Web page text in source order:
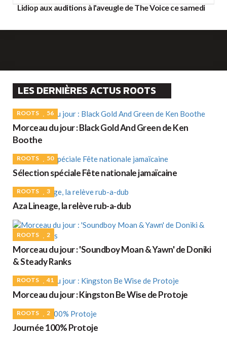
Lidiop aux auditions à l'aveugle de The Voice ce samedi
LES DERNIÈRES ACTUS ROOTS
ROOTS 56
Morceau du jour : Black Gold And Green de Ken
Boothe
ROOTS 50
Sélection spéciale Fête nationale jamaïcaine
ROOTS 3
Aza Lineage, la relève rub-a-dub
ROOTS 2
Morceau du jour : 'Soundboy Moan & Yawn' de Doniki
& Steady Ranks
ROOTS 41
Morceau du jour : Kingston Be Wise de Protoje
ROOTS 2
Journée 100% Protoje